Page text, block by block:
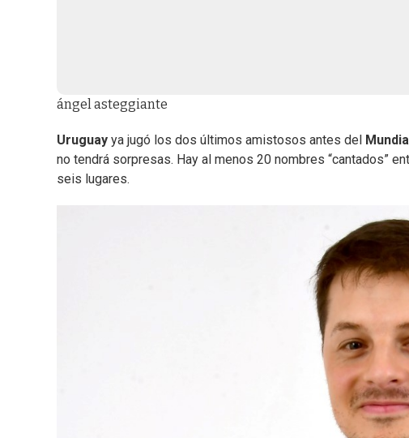
ángel asteggiante
Uruguay ya jugó los dos últimos amistosos antes del
no tendrá sorpresas. Hay al menos 20 nombres “cantados”
seis lugares.